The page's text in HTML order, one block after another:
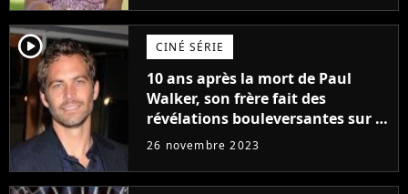
player2 CINÉ SÉRIE
10 ans après la mort de Paul
Walker, son frère fait des
révélations bouleversantes sur la
réaction des acteurs de Fast and
26 novembre 2023